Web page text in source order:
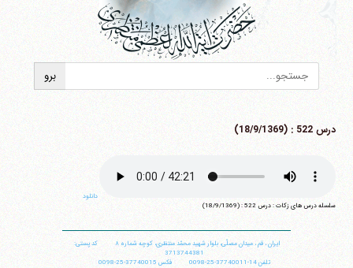
درس 522 : (18/9/1369)
دانلود
سلسله درس های زکات : درس 522 : (18/9/1369)
ایران،قم،میدان مصلّی، بلوار شهید محمّد منتظری، كوچه شماره ٨
کد پستی:
3713744381
تلفن14-37740011-25-0098 فکس 37740015-25-0098
فکس37740015-25-98+